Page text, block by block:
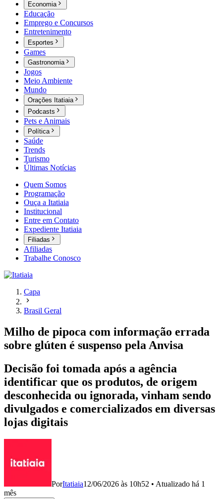
Economia
Educação
Emprego e Concursos
Entretenimento
Esportes
Games
Gastronomia
Jogos
Meio Ambiente
Mundo
Orações Itatiaia
Podcasts
Pets e Animais
Política
Saúde
Trends
Turismo
Últimas Notícias
Quem Somos
Programação
Ouça a Itatiaia
Institucional
Entre em Contato
Expediente Itatiaia
Filiadas
Afiliadas
Trabalhe Conosco
Capa
Brasil Geral
Milho de pipoca com informação errada
sobre glúten é suspenso pela Anvisa
Decisão foi tomada após a agência
identificar que os produtos, de origem
desconhecida ou ignorada, vinham sendo
divulgados e comercializados em diversas
lojas digitais
PorItatiaia12/06/2026 às 10h52 • Atualizado há 1
mês